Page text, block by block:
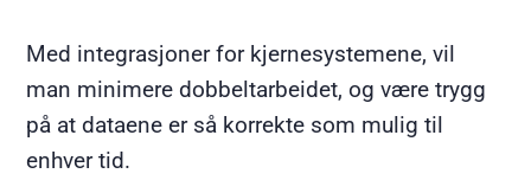
Med integrasjoner for kjernesystemene, vil
man minimere dobbeltarbeidet, og være trygg
på at dataene er så korrekte som mulig til
enhver tid.